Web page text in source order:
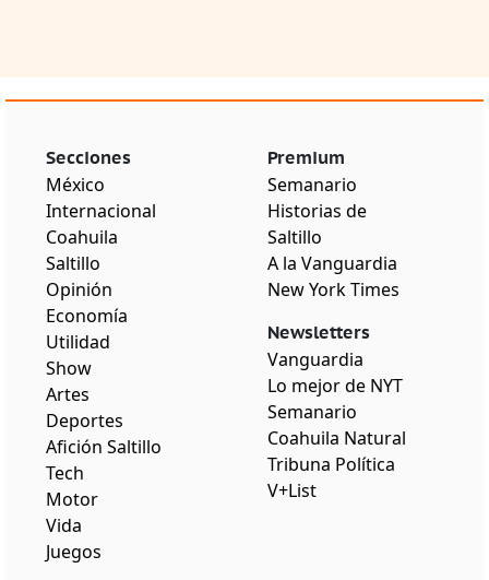
Secciones
México
Internacional
Coahuila
Saltillo
Opinión
Economía
Utilidad
Show
Artes
Deportes
Afición Saltillo
Tech
Motor
Vida
Juegos
Premium
Semanario
Historias de
Saltillo
A la Vanguardia
New York Times
Newsletters
Vanguardia
Lo mejor de NYT
Semanario
Coahuila Natural
Tribuna Política
V+List